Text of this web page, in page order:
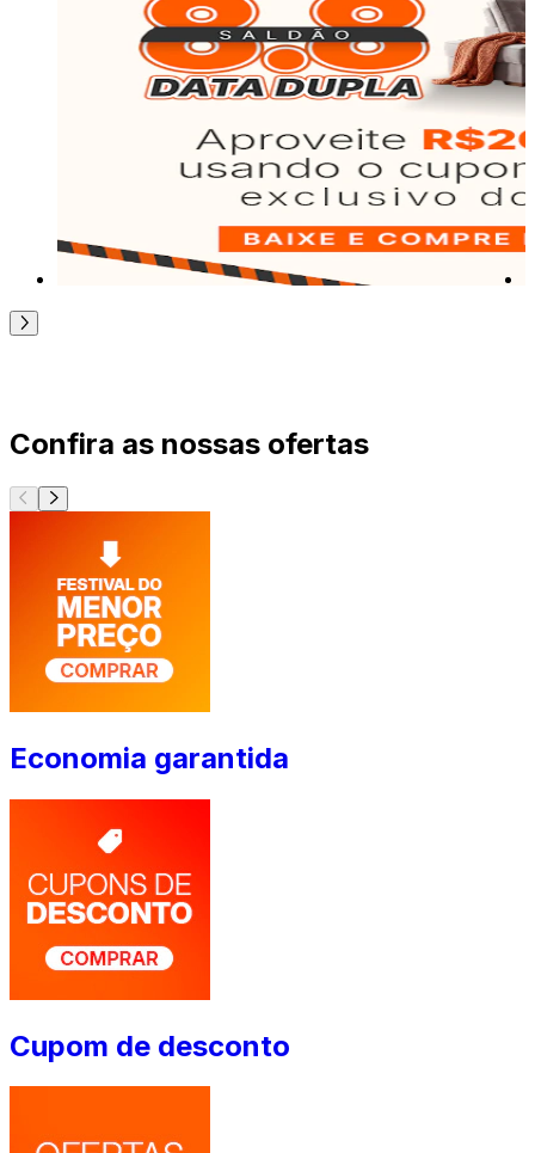
Confira as nossas ofertas
Economia garantida
Cupom de desconto